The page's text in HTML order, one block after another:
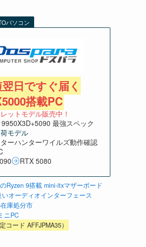
パソコン
日ですぐ届く
搭載PC
ットモデル販売中！
最強スペック
モデル
ーハンターワイルズ動作確認
RTX 5080
Ryzen 9搭載 mini-itxマザーボード
いオーディオインターフェース
庫処分市
ニPC
コード AFFJPMA35）